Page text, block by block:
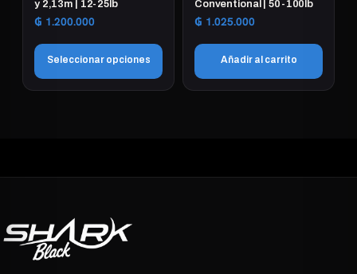
página
producto
página
producto
y 2,13m | 12-25lb
₲ 1.200.000
Seleccionar opciones
variantes.
se
pueden
Conventional | 50-100lb
₲ 1.025.000
Añadir al carrito